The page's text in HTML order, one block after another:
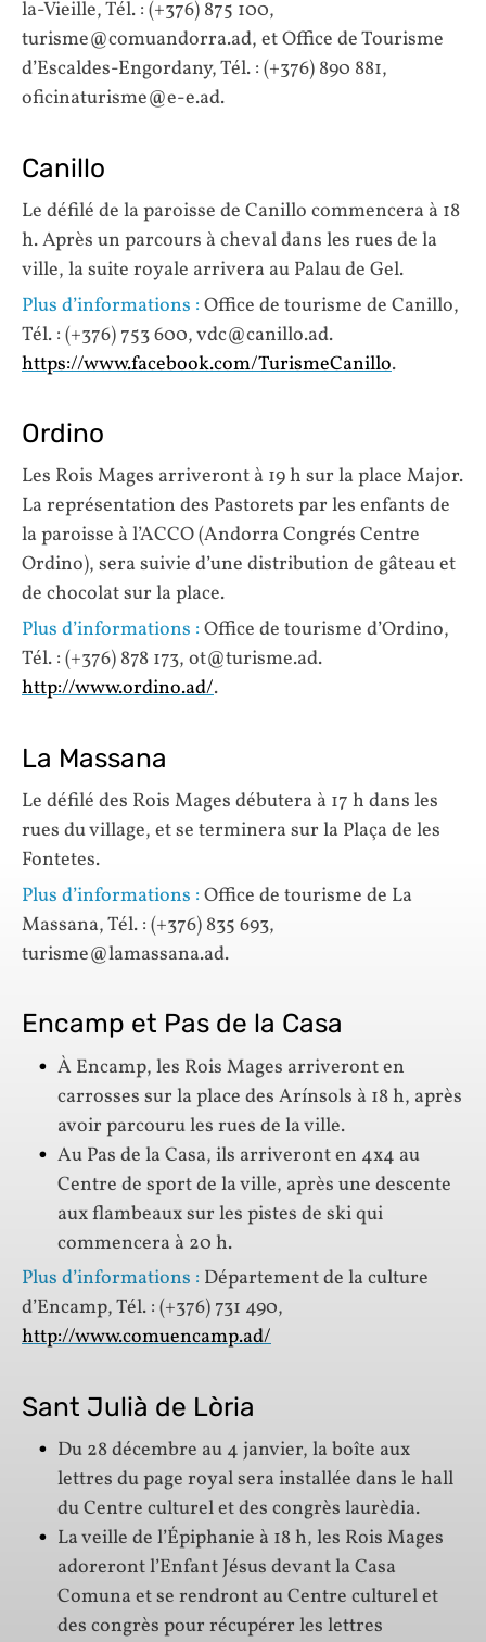
la-Vieille, Tél. : (+376) 875 100,
turisme@comuandorra.ad, et Office de Tourisme
d’Escaldes-Engordany, Tél. : (+376) 890 881,
oficinaturisme@e-e.ad.
Canillo
Le défilé de la paroisse de Canillo commencera à 18
h. Après un parcours à cheval dans les rues de la
ville, la suite royale arrivera au Palau de Gel.
Plus d’informations : Office de tourisme de Canillo,
Tél. : (+376) 753 600, vdc@canillo.ad.
https://www.facebook.com/TurismeCanillo.
Ordino
Les Rois Mages arriveront à 19 h sur la place Major.
La représentation des Pastorets par les enfants de
la paroisse à l’ACCO (Andorra Congrés Centre
Ordino), sera suivie d’une distribution de gâteau et
de chocolat sur la place.
Plus d’informations : Office de tourisme d’Ordino,
Tél. : (+376) 878 173, ot@turisme.ad.
http://www.ordino.ad/.
La Massana
Le défilé des Rois Mages débutera à 17 h dans les
rues du village, et se terminera sur la Plaça de les
Fontetes.
Plus d’informations : Office de tourisme de La
Massana, Tél. : (+376) 835 693,
turisme@lamassana.ad.
Encamp et Pas de la Casa
À Encamp, les Rois Mages arriveront en
carrosses sur la place des Arínsols à 18 h, après
avoir parcouru les rues de la ville.
Au Pas de la Casa, ils arriveront en 4x4 au
Centre de sport de la ville, après une descente
aux flambeaux sur les pistes de ski qui
commencera à 20 h.
Plus d’informations : Département de la culture
d’Encamp, Tél. : (+376) 731 490,
http://www.comuencamp.ad/
Sant Julià de Lòria
Du 28 décembre au 4 janvier, la boîte aux
lettres du page royal sera installée dans le hall
du Centre culturel et des congrès laurèdia.
La veille de l’Épiphanie à 18 h, les Rois Mages
adoreront l’Enfant Jésus devant la Casa
Comuna et se rendront au Centre culturel et
des congrès pour récupérer les lettres